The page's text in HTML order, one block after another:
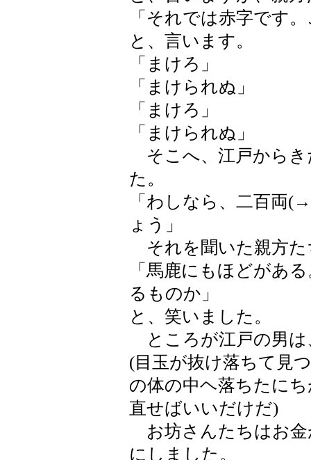
「それでは赤字です
と、言います。
「まけろ」
「まけられぬ」
「まけろ」
「まけられぬ」
そこへ、江戸からき
た。
「わしなら、二百両
ょう」
それを聞いた親方た
「馬鹿にもほどがあ
るものか」
と、笑いました。
ところが江戸の男は
(目玉が抜け落ちて見
の体の中ヘ落ちたに
直せばいいだけだ)
お坊さんたちはお金
にしました。